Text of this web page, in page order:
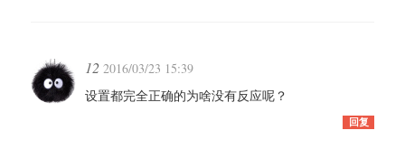
12 2016/03/23 15:39
设置都完全正确的为啥没有反应呢？
回复